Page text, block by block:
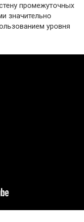
промежуточных
значительно
уровня